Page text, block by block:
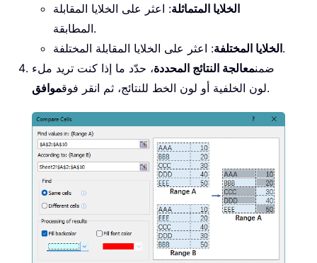
الخلايا المتماثلة: اعثر على الخلايا المقابلة
المطابقة.
الخلايا المختلفة: اعثر على الخلايا المقابلة المختلفة.
ضمنمعالجة النتائج المحددة، حدّد ما إذا كنت تريد ملء
لون الخلفية أو لون الخط للنتائج، ثم انقر فوقموافق .